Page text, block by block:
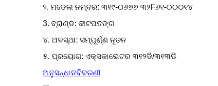
୨. ମଡେଲ ନମ୍ବର: ୩୧୯-୦୬୭୭ ୩୨F୬୧-୦୦୦୧୪
3. ବ୍ରାଣ୍ଡ: କୀଟପତଙ୍ଗ
୪. ଅବସ୍ଥା: ସମ୍ପୂର୍ଣ୍ଣ ନୂତନ
୫. ପ୍ରୟୋଗ: ଏକ୍ସକାଭେଟର ୩୧୨ଡି/୩୧୩ଡି
ଅନୁସନ୍ଧାନବିବରଣୀ